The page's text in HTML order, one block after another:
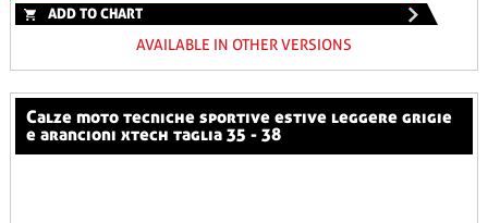
ADD TO CHART
AVAILABLE IN OTHER VERSIONS
calze moto tecniche sportive estive leggere grigie
e arancioni xtech taglia 35 - 38